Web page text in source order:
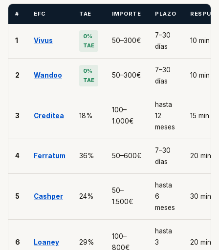
# EFC TAE IMPORTE PLAZO
1 Vivus
0%
TAE
50–300€
7–30
días
10 min
2 Wandoo
0%
TAE
50–300€
7–30
días
10 min
3 Creditea 18%
100–
1.000€
hasta
12
meses
15 min
4 Ferratum 36% 50–600€
7–30
días
20 min
5 Cashper 24%
50–
1.500€
hasta
6
meses
30 min
6 Loaney 29%
100–
800€
hasta
3
20 min